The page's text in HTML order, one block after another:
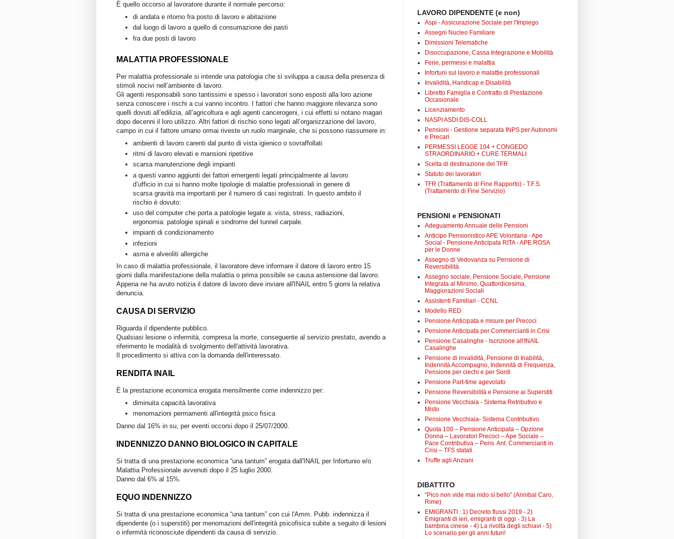
È quello occorso al lavoratore durante il normale percorso:
di andata e ritorno fra posto di lavoro e abitazione
dal luogo di lavoro a quello di consumazione dei pasti
fra due posti di lavoro
MALATTIA PROFESSIONALE
Per malattia professionale si intende una patologia che si sviluppa a causa della presenza di
stimoli nocivi nell’ambiente di lavoro.
Gli agenti responsabili sono tantissimi e spesso i lavoratori sono esposti alla loro azione
senza conoscere i rischi a cui vanno incontro. I fattori che hanno maggiore rilevanza sono
quelli dovuti all’edilizia, all’agricoltura e agli agenti cancerogeni, i cui effetti si notano magari
dopo decenni il loro utilizzo. Altri fattori di rischio sono legati all’organizzazione del lavoro,
campo in cui il fattore umano ormai riveste un ruolo marginale, che si possono riassumere in:
ambienti di lavoro carenti dal punto di vista igienico o sovraffollati
ritmi di lavoro elevati e mansioni ripetitive
scarsa manutenzione degli impianti
a questi vanno aggiunti dei fattori emergenti legati principalmente al lavoro
d’ufficio in cui si hanno molte tipologie di malattie professionali in genere di
scarsa gravità ma importanti per il numero di casi registrati. In questo ambito il
rischio è dovuto:
uso del computer che porta a patologie legate a: vista, stress, radiazioni,
ergonomia: patologie spinali e sindrome del tunnel carpale.
impianti di condizionamento
infezioni
asma e alveoliti allergiche
In caso di malattia professionale, il lavoratore deve informare il datore di lavoro entro 15
giorni dalla manifestazione della malattia o prima possibile se causa astensione dal lavoro.
Appena ne ha avuto notizia il datore di lavoro deve inviare all'INAIL entro 5 giorni la relativa
denuncia.
CAUSA DI SERVIZIO
Riguarda il dipendente pubblico.
Qualsiasi lesione o infermità, compresa la morte, conseguente al servizio prestato, avendo a
riferimento le modalità di svolgimento dell'attività lavorativa.
Il procedimento si attiva con la domanda dell'interessato.
RENDITA INAIL
È la prestazione economica erogata mensilmente come indennizzo per:
diminuita capacità lavorativa
menomazioni permamenti all'integrità psico fisica
Danno dal 16% in su, per eventi occorsi dopo il 25/07/2000.
INDENNIZZO DANNO BIOLOGICO IN CAPITALE
Si tratta di una prestazione economica “una tantum” erogata dall'INAIL per Infortunio e/o
Malattia Professionale avvenuti dopo il 25 luglio 2000.
Danno dal 6% al 15%.
EQUO INDENNIZZO
Si tratta di una prestazione economica “una tantum” con cui l'Amm. Pubb. indennizza il
dipendente (o i superstiti) per menomazioni dell'integrità psicofisica subite a seguito di lesioni
o infermità riconosciute dipendenti da causa di servizio.
LAVORO DIPENDENTE (e non)
Aspi - Assicurazione Sociale per l'Impiego
Assegni Nucleo Familiare
Dimissioni Telematiche
Disoccupazione, Cassa Integrazione e Mobilità
Ferie, permessi e malattia
Infortuni sul lavoro e malattie professionali
Invalidità, Handicap e Disabilità
Libretto Famiglia e Contratto di Prestazione
Occasionale
Licenziamento
NASPI ASDI DIS-COLL
Pensioni - Gestione separata INPS per Autonomi
e Precari
PERMESSI LEGGE 104 + CONGEDO
STRAORDINARIO + CURE TERMALI
Scelta di destinazione del TFR
Statuto dei lavoratori
TFR (Trattamento di Fine Rapporto) - T.F.S.
(Trattamento di Fine Servizio)
PENSIONI e PENSIONATI
Adeguamento Annuale delle Pensioni
Anticipo Pensionistico APE Volontaria - Ape
Social - Pensione Anticipata RITA - APE ROSA
per le Donne
Assegno di Vedovanza su Pensione di
Reversibilità
Assegno sociale, Pensione Sociale, Pensione
Integrata al Minimo, Quattordicesima,
Maggiorazioni Sociali
Assistenti Familiari - CCNL
Modello RED
Pensione Anticipata e misure per Precoci
Pensione Anticipata per Commercianti in Crisi
Pensione Casalinghe - Iscrizione all'INAIL
Casalinghe
Pensione di invalidità, Pensione di Inabilità,
Indennità Accompagno, Indennità di Frequenza,
Pensione per ciechi e per Sordi
Pensione Part-time agevolato
Pensione Reversibilità e Pensione ai Superstiti
Pensione Vecchiaia - Sistema Retributivo e
Misto
Pensione Vecchiaia- Sistema Contributivo
Quota 100 – Pensione Anticipata – Opzione
Donna – Lavoratori Precoci – Ape Sociale –
Pace Contributiva – Pens. Ant. Commercianti in
Crisi – TFS statali
Truffe agli Anziani
DIBATTITO
“Pico non vide mai nido sì bello” (Annibal Caro,
Rime)
EMIGRANTI : 1) Decreto flussi 2019 - 2)
Emigranti di ieri, emigranti di oggi - 3) La
bambina cinese - 4) La rivolta degli schiavi - 5)
Lo scenario per gli anni futuri!